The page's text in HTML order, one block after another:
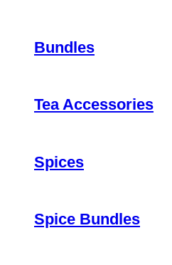
Bundles
Tea Accessories
Spices
Spice Bundles